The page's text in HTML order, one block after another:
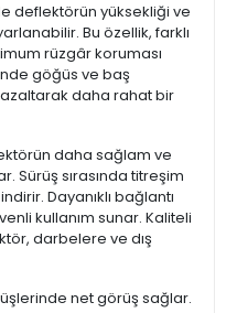
deflektörün yüksekliği ve
Bu özellik, farklı
rüzgâr koruması
göğüs ve baş
azaltarak daha rahat bir
daha sağlam ve
Sürüş sırasında titreşim
Dayanıklı bağlantı
kullanım sunar. Kaliteli
darbelere ve dış
net görüş sağlar.